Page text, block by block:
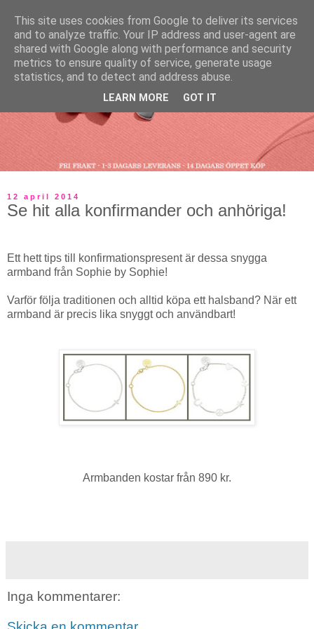
12 april 2014
Se hit alla konfirmander och anhöriga!
Ett hett tips till konfirmationspresent är dessa snygga
armband från Sophie by Sophie!
Varför följa traditionen och alltid köpa ett halsband? När ett
armband är precis lika snyggt och användbart!
Armbanden kostar från 890 kr.
Inga kommentarer:
This site uses cookies from Google to deliver its services
and to analyze traffic. Your IP address and user-agent are
shared with Google along with performance and security
metrics to ensure quality of service, generate usage
statistics, and to detect and address abuse.
LEARN MORE GOT IT